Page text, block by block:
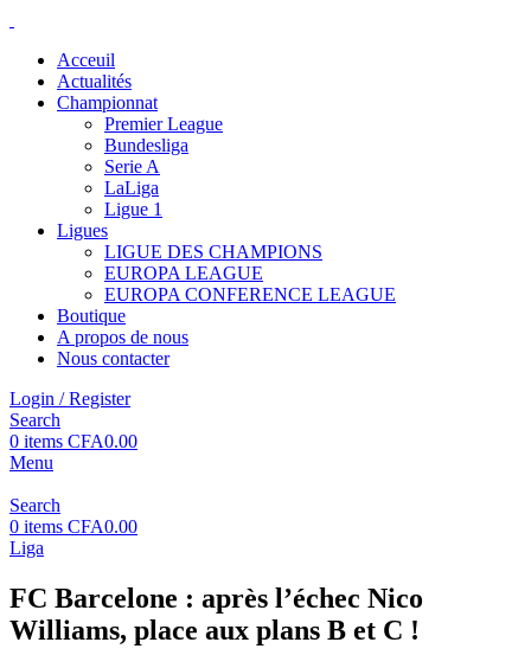
Acceuil
Actualités
Championnat
Premier League
Bundesliga
Serie A
LaLiga
Ligue 1
Ligues
LIGUE DES CHAMPIONS
EUROPA LEAGUE
EUROPA CONFERENCE LEAGUE
Boutique
A propos de nous
Nous contacter
Login / Register
Search
0 items CFA0.00
Menu
Search
0 items CFA0.00
Liga
FC Barcelone : après l’échec Nico
Williams, place aux plans B et C !